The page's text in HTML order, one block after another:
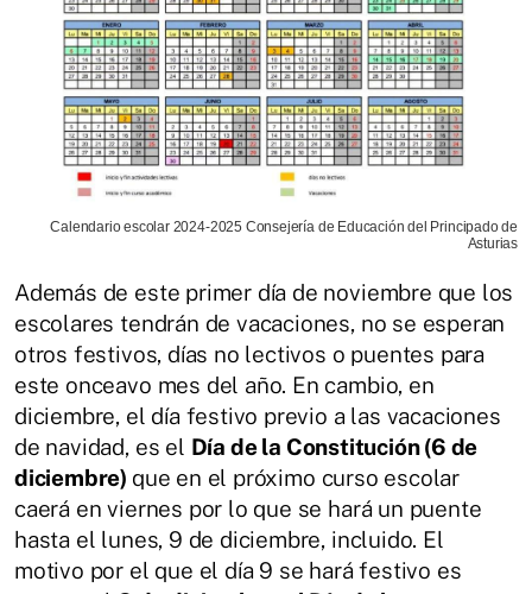
Calendario escolar 2024-2025 Consejería de Educación del Principado de
Asturias
Además de este primer día de noviembre que los
escolares tendrán de vacaciones, no se esperan
otros festivos, días no lectivos o puentes para
este onceavo mes del año. En cambio, en
diciembre, el día festivo previo a las vacaciones
de navidad, es el Día de la Constitución (6 de
diciembre) que en el próximo curso escolar
caerá en viernes por lo que se hará un puente
hasta el lunes, 9 de diciembre, incluido. El
motivo por el que el día 9 se hará festivo es